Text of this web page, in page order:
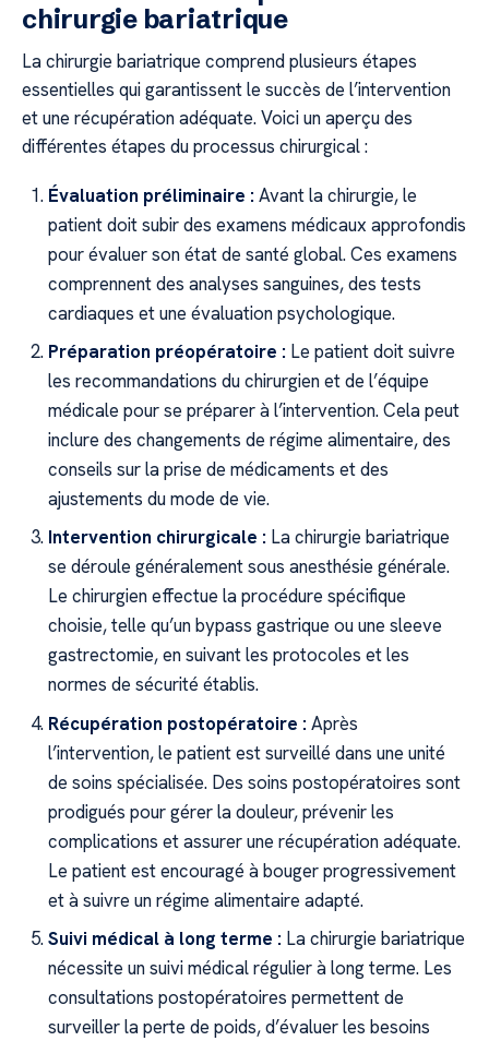
chirurgie bariatrique
La chirurgie bariatrique comprend plusieurs étapes
essentielles qui garantissent le succès de l’intervention
et une récupération adéquate. Voici un aperçu des
différentes étapes du processus chirurgical :
Évaluation préliminaire : Avant la chirurgie, le
patient doit subir des examens médicaux approfondis
pour évaluer son état de santé global. Ces examens
comprennent des analyses sanguines, des tests
cardiaques et une évaluation psychologique.
Préparation préopératoire : Le patient doit suivre
les recommandations du chirurgien et de l’équipe
médicale pour se préparer à l’intervention. Cela peut
inclure des changements de régime alimentaire, des
conseils sur la prise de médicaments et des
ajustements du mode de vie.
Intervention chirurgicale : La chirurgie bariatrique
se déroule généralement sous anesthésie générale.
Le chirurgien effectue la procédure spécifique
choisie, telle qu’un bypass gastrique ou une sleeve
gastrectomie, en suivant les protocoles et les
normes de sécurité établis.
Récupération postopératoire : Après
l’intervention, le patient est surveillé dans une unité
de soins spécialisée. Des soins postopératoires sont
prodigués pour gérer la douleur, prévenir les
complications et assurer une récupération adéquate.
Le patient est encouragé à bouger progressivement
et à suivre un régime alimentaire adapté.
Suivi médical à long terme : La chirurgie bariatrique
nécessite un suivi médical régulier à long terme. Les
consultations postopératoires permettent de
surveiller la perte de poids, d’évaluer les besoins